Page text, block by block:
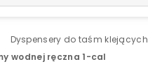
Dyspensery do taśm klejących
wodnej ręczna 1-cal